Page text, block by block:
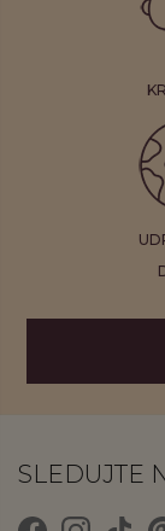
SLEDUJTE